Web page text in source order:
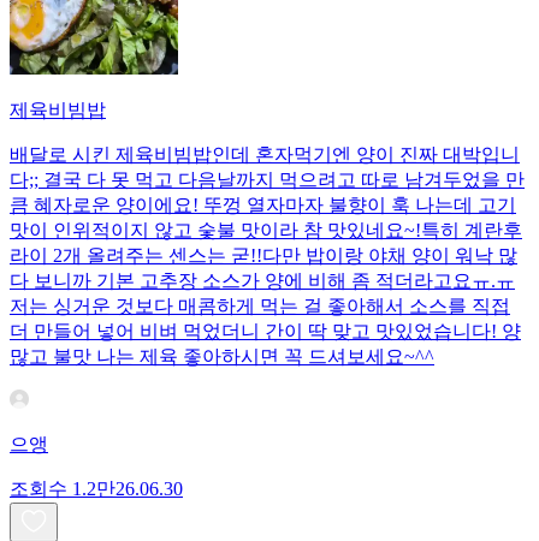
제육비빔밥
배달로 시킨 제육비빔밥인데 혼자먹기엔 양이 진짜 대박입니
다;; 결국 다 못 먹고 다음날까지 먹으려고 따로 남겨두었을 만
큼 혜자로운 양이에요! 뚜껑 열자마자 불향이 훅 나는데 고기
맛이 인위적이지 않고 숯불 맛이라 참 맛있네요~!특히 계란후
라이 2개 올려주는 센스는 굳!! ​다만 밥이랑 야채 양이 워낙 많
다 보니까 기본 고추장 소스가 양에 비해 좀 적더라고요ㅠ.ㅠ
저는 싱거운 것보다 매콤하게 먹는 걸 좋아해서 소스를 직접
더 만들어 넣어 비벼 먹었더니 간이 딱 맞고 맛있었습니다! 양
많고 불맛 나는 제육 좋아하시면 꼭 드셔보세요~^^
으앵
조회수 1.2만26.06.30